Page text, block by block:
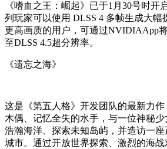
《嗜血之王：崛起》已于1月30号时开
列玩家可以使用 DLSS 4 多帧生成大幅
更高画质的用户，可通过NVIDIAApp
至DLSS 4.5超分辨率。
《遗忘之海》
这是《第五人格》开发团队的最新力
木偶、记忆全失的水手，与一位神秘
浩瀚海洋、探索未知岛屿，并造访一
城市。通过开放世界探索、激烈的海战